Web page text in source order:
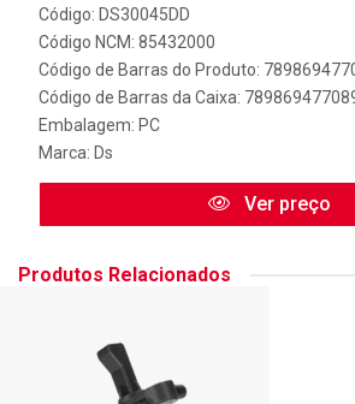
Código: DS30045DD
Código NCM: 85432000
Código de Barras do Produto:
Código de Barras da Caixa:
Embalagem: PC
Marca: Ds
Ver preço
Produtos Relacionados